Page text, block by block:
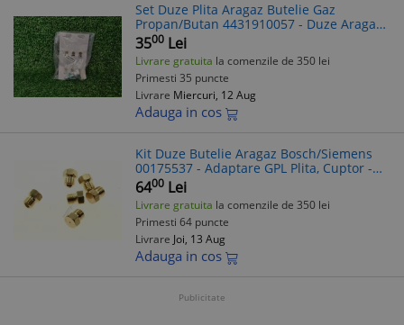
Set Duze Plita Aragaz Butelie Gaz
Propan/Butan 4431910057 - Duze Aragaz
Butelie
3500 Lei
Livrare gratuita la comenzile de 350 lei
Primesti 35 puncte
Livrare Miercuri, 12 Aug
Adauga in cos
Kit Duze Butelie Aragaz Bosch/Siemens
00175537 - Adaptare GPL Plita, Cuptor -
Compatibil Diverse Modele
6400 Lei
Livrare gratuita la comenzile de 350 lei
Primesti 64 puncte
Livrare Joi, 13 Aug
Adauga in cos
Publicitate